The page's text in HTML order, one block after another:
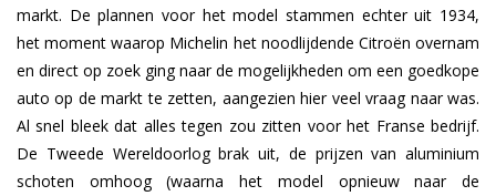
markt. De plannen voor het model stammen echter uit 1934,
het moment waarop Michelin het noodlijdende Citroën overnam
en direct op zoek ging naar de mogelijkheden om een goedkope
auto op de markt te zetten, aangezien hier veel vraag naar was.
Al snel bleek dat alles tegen zou zitten voor het Franse bedrijf.
De Tweede Wereldoorlog brak uit, de prijzen van aluminium
schoten omhoog (waarna het model opnieuw naar de